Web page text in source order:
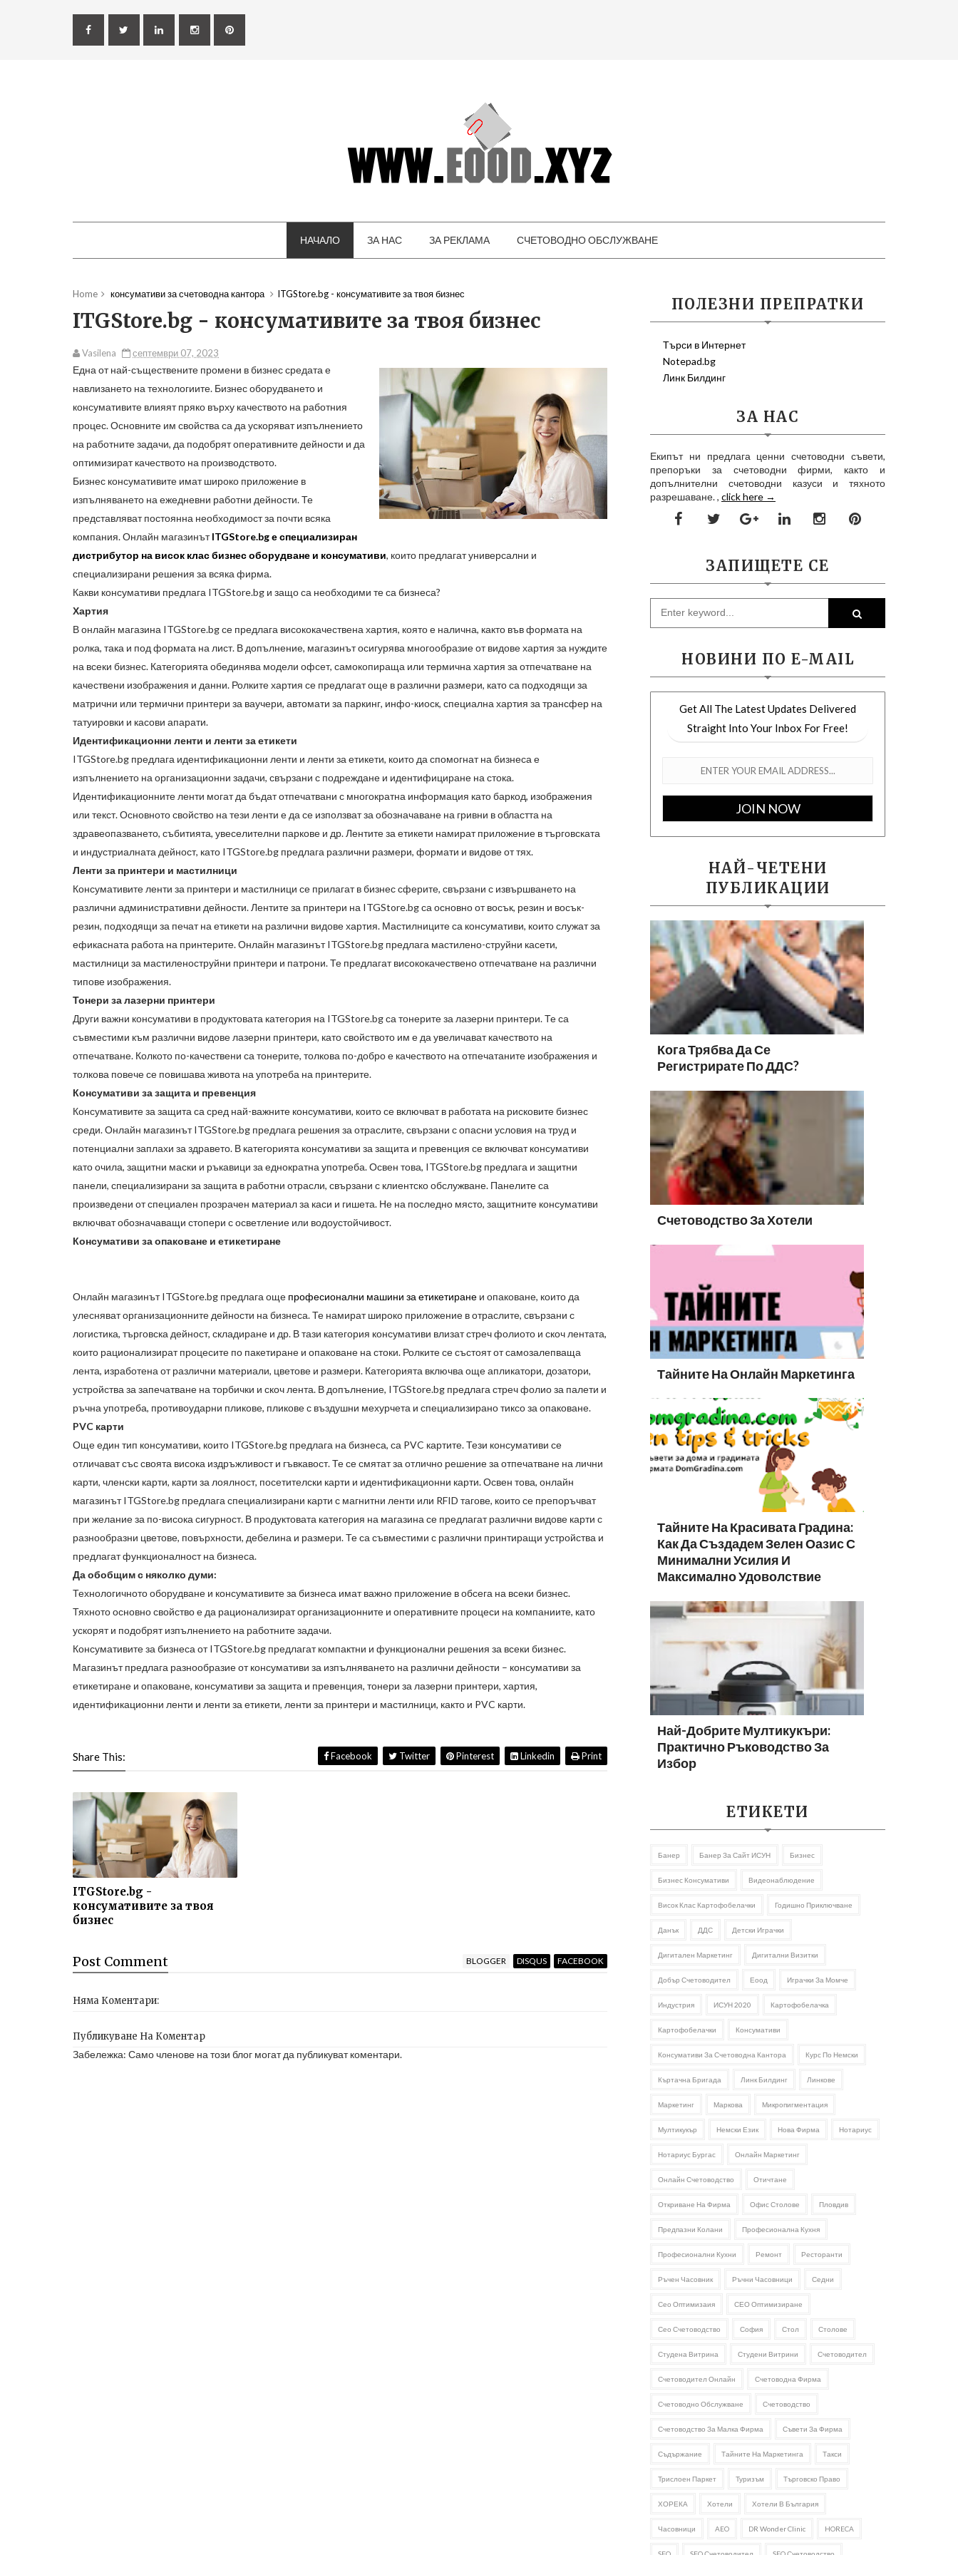
НАЧАЛО ЗА НАС ЗА РЕКЛАМА СЧЕТОВОДНО ОБСЛУЖВАНЕ
Home консумативи за счетоводна кантора ITGStore.bg - консумативите за твоя бизнес
ITGStore.bg - консумативите за твоя бизнес
Vasilena септември 07, 2023
Една от най-съществените промени в бизнес средата е
навлизането на технологиите. Бизнес оборудването и
консумативите влияят пряко върху качеството на работния
процес. Основните им свойства са да ускоряват изпълнението
на работните задачи, да подобрят оперативните дейности и да
оптимизират качеството на производството.
Бизнес консумативите имат широко приложение в
изпълняването на ежедневни работни дейности. Те
представляват постоянна необходимост за почти всяка
компания. Онлайн магазинътITGStore.bgе специализиран
дистрибутор на висок клас бизнес оборудване и консумативи, които предлагат универсални и
специализирани решения за всяка фирма.
Какви консумативи предлага ITGStore.bg и защо са необходими те са бизнеса?
Хартия
В онлайн магазина ITGStore.bgсе предлага висококачествена хартия, която е налична, както във формата на
ролка, така и под формата на лист. В допълнение, магазинът осигурява многообразие от видове хартия за нуждите
на всеки бизнес. Категорията обединява модели офсет, самокопираща или термична хартия за отпечатване на
качествени изображения и данни. Ролките хартия се предлагат още в различни размери, като са подходящи за
матрични или термични принтери за ваучери, автомати за паркинг, инфо-киоск, специална хартия за трансфер на
татуировки и касови апарати.
Идентификационни ленти и ленти за етикети
ITGStore.bg предлага идентификационни ленти и ленти за етикети, които да спомогнат на бизнеса е
изпълнението на организационни задачи, свързани с подреждане и идентифициране на стока.
Идентификационните ленти могат да бъдат отпечатвани с многократна информация като баркод, изображения
или текст. Основното свойство на тези ленти е да се използват за обозначаване на гривни в областта на
здравеопазването, събитията, увеселителни паркове и др. Лентите за етикети намират приложение в търговската
и индустриалната дейност, като ITGStore.bg предлага различни размери, формати и видове от тях.
Ленти за принтери и мастилници
Консумативите ленти за принтери и мастилници се прилагат в бизнес сферите, свързани с извършването на
различни административни дейности. Лентите за принтери на ITGStore.bgса основно от восък, резин и восък-
резин, подходящи за печат на етикети на различни видове хартия. Мастилниците са консумативи, които служат за
ефикасната работа на принтерите. Онлайн магазинътITGStore.bg предлага мастилено-струйни касети,
мастилници за мастиленоструйни принтери и патрони. Те предлагат висококачествено отпечатване на различни
типове изображения.
Тонери за лазерни принтери
Други важни консумативи в продуктовата категория на ITGStore.bgса тонерите за лазерни принтери. Те са
съвместими към различни видове лазерни принтери, като свойството им е да увеличават качеството на
отпечатване. Колкото по-качествени са тонерите, толкова по-добро е качеството на отпечатаните изображения и
толкова повече се повишава живота на употреба на принтерите.
Консумативи за защита и превенция
Консумативите за защита са сред най-важните консумативи, които се включват в работата на рисковите бизнес
среди. Онлайн магазинътITGStore.bg предлага решения за отраслите, свързани с опасни условия на труд и
потенциални заплахи за здравето. В категорията консумативи за защита и превенция се включват консумативи
като очила, защитни маски и ръкавици за еднократна употреба. Освен това, ITGStore.bg предлага и защитни
панели, специализирани за защита в работни отрасли, свързани с клиентско обслужване. Панелите са
произведени от специален прозрачен материал за каси и гишета. Не на последно място, защитните консумативи
включват обозначаващи стопери с осветление или водоустойчивост.
Консумативи за опаковане и етикетиране
Онлайн магазинътITGStore.bg предлага още професионални машини за етикетиране и опаковане, които да
улесняват организационните дейности на бизнеса. Те намират широко приложение в отраслите, свързани с
логистика, търговска дейност, складиране и др. В тази категория консумативи влизат стреч фолиото и скоч лентата,
които рационализират процесите по пакетиране и опаковане на стоки. Ролките се състоят от самозалепваща
лента, изработена от различни материали, цветове и размери. Категорията включва още апликатори, дозатори,
устройства за запечатване на торбички и скоч лента. В допълнение, ITGStore.bg предлага стреч фолио за палети и
ръчна употреба, противоударни пликове, пликове с въздушни мехурчета и специализирано тиксо за опаковане.
PVC карти
Още един тип консумативи, които ITGStore.bg предлага на бизнеса, са PVC картите. Тези консумативи се
отличават със своята висока издръжливост и гъвкавост. Те се смятат за отлично решение за отпечатване на лични
карти, членски карти, карти за лоялност, посетителски карти и идентификационни карти. Освен това, онлайн
магазинътITGStore.bg предлага специализирани карти с магнитни ленти или RFID тагове, които се препоръчват
при желание за по-висока сигурност. В продуктовата категория на магазина се предлагат различни видове карти с
разнообразни цветове, повърхности, дебелина и размери. Те са съвместими с различни принтиращи устройства и
предлагат функционалност на бизнеса.
Да обобщим с няколко думи:
Технологичното оборудване и консумативите за бизнеса имат важно приложение в обсега на всеки бизнес.
Тяхното основно свойство е да рационализират организационните и оперативните процеси на компаниите, като
ускорят и подобрят изпълнението на работните задачи.
Консумативите за бизнеса отITGStore.bg предлагат компактни и функционални решения за всеки бизнес.
Магазинът предлага разнообразие от консумативи за изпълняването на различни дейности – консумативи за
етикетиране и опаковане, консумативи за защита и превенция, тонери за лазерни принтери, хартия,
идентификационни ленти и ленти за етикети, ленти за принтери и мастилници, както и PVC карти.
Share This: Facebook Twitter Pinterest Linkedin Print
ITGStore.bg -
консумативите за твоя
бизнес
Post Comment BLOGGER DISQUS FACEBOOK
Няма Коментари:
Публикуване На Коментар
Забележка: Само членове на този блог могат да публикуват коментари.
ПОЛЕЗНИ ПРЕПРАТКИ
Търси в Интернет
Notepad.bg
Линк Билдинг
ЗА НАС
Екипът ни предлага ценни счетоводни съвети,
препоръки за счетоводни фирми, както и
допълнителни счетоводни казуси и тяхното
разрешаване. , click here →
ЗАПИЩЕТЕ СЕ
НОВИНИ ПО E-MAIL
Get All The Latest Updates Delivered
Straight Into Your Inbox For Free!
НАЙ-ЧЕТЕНИ
ПУБЛИКАЦИИ
Кога Трябва Да Се
Регистрирате По ДДС?
Счетоводство За Хотели
Тайните На Онлайн Маркетинга
Тайните На Красивата Градина:
Как Да Създадем Зелен Оазис С
Минимални Усилия И
Максимално Удоволствие
Най-Добрите Мултикукъри:
Практично Ръководство За
Избор
ЕТИКЕТИ
Банер Банер За Сайт ИСУН Бизнес
Бизнес Консумативи Видеонаблюдение
Висок Клас Картофобелачки Годишно Приключване
Данък ДДС Детски Играчки
Дигитален Маркетинг Дигитални Визитки
Добър Счетоводител Еоод Играчки За Момче
Индустрия ИСУН 2020 Картофобелачка
Картофобелачки Консумативи
Консумативи За Счетоводна Кантора Курс По Немски
Къртачна Бригада Линк Билдинг Линкове
Маркетинг Маркова Микропигментация
Мултикукър Немски Език Нова Фирма Нотариус
Нотариус Бургас Онлайн Маркетинг
Онлайн Счетоводство Отичтане
Откриване На Фирма Офис Столове Пловдив
Предпазни Колани Професионална Кухня
Професионални Кухни Ремонт Ресторанти
Ръчен Часовник Ръчни Часовници Седни
Сео Оптимизаия СЕО Оптимизиране
Сео Счетоводство София Стол Столове
Студена Витрина Студени Витрини Счетоводител
Счетоводител Онлайн Счетоводна Фирма
Счетоводно Обслужване Счетоводство
Счетоводство За Малка Фирма Съвети За Фирма
Съдържание Тайните На Маркетинга Такси
Трислоен Паркет Туризъм Търговско Право
ХОРЕКА Хотели Хотели В България
Часовници AEO DR Wonder Clinic HORECA